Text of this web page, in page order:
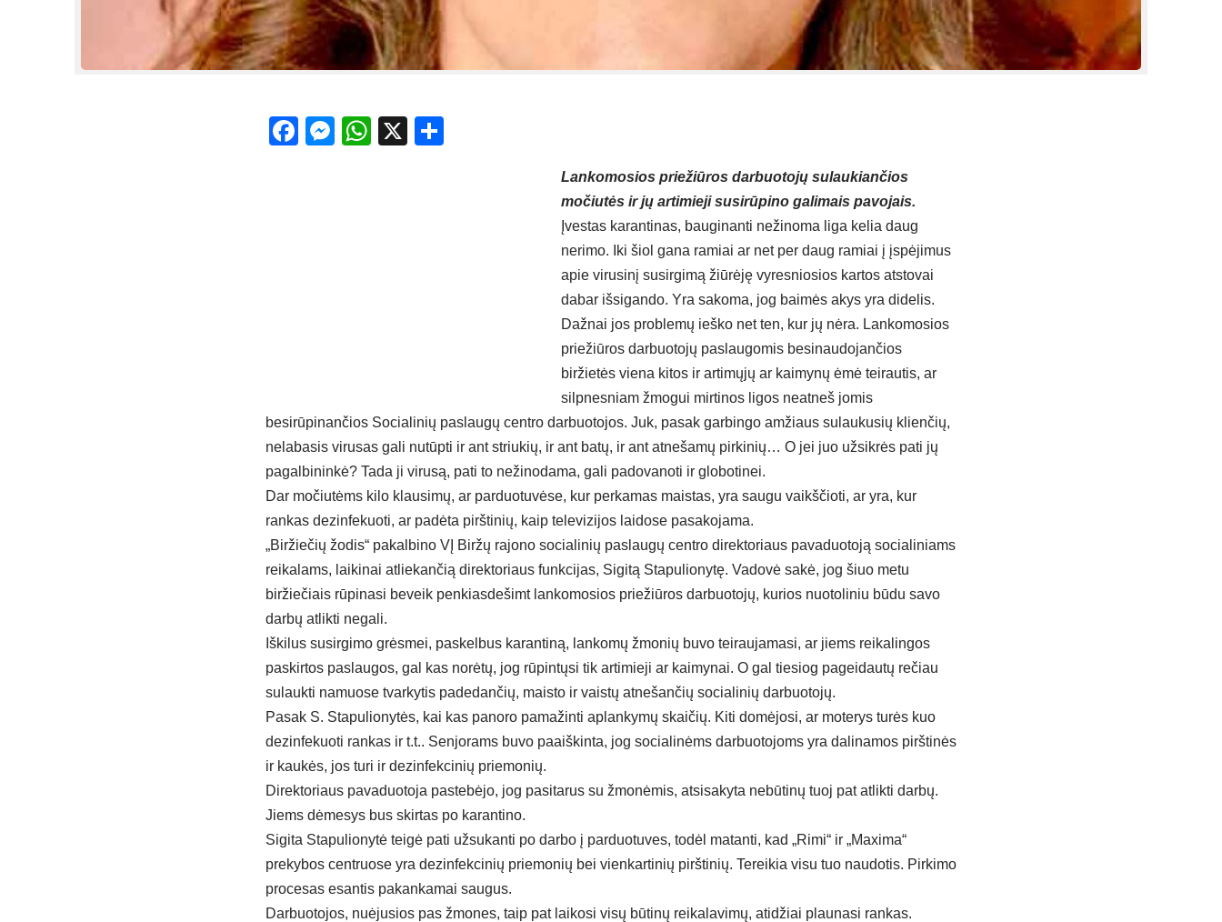
Facebook
Messenger
WhatsApp
X
Lankomosios priežiūros darbuotojų sulaukiančios
močiutės ir jų artimieji susirūpino galimais pavojais.
Įvestas karantinas, bauginanti nežinoma liga kelia daug
nerimo. Iki šiol gana ramiai ar net per daug ramiai į įspėjimus
apie virusinį susirgimą žiūrėję vyresniosios kartos atstovai
dabar išsigando. Yra sakoma, jog baimės akys yra didelis.
Dažnai jos problemų ieško net ten, kur jų nėra. Lankomosios
priežiūros darbuotojų paslaugomis besinaudojančios
biržietės viena kitos ir artimųjų ar kaimynų ėmė teirautis, ar
silpnesniam žmogui mirtinos ligos neatneš jomis
besirūpinančios Socialinių paslaugų centro darbuotojos. Juk, pasak garbingo amžiaus sulaukusių klienčių,
nelabasis virusas gali nutūpti ir ant striukių, ir ant batų, ir ant atnešamų pirkinių… O jei juo užsikrės pati jų
pagalbininkė? Tada ji virusą, pati to nežinodama, gali padovanoti ir globotinei.
Dar močiutėms kilo klausimų, ar parduotuvėse, kur perkamas maistas, yra saugu vaikščioti, ar yra, kur
rankas dezinfekuoti, ar padėta pirštinių, kaip televizijos laidose pasakojama.
„Biržiečių žodis“ pakalbino VĮ Biržų rajono socialinių paslaugų centro direktoriaus pavaduotoją socialiniams
reikalams, laikinai atliekančią direktoriaus funkcijas, Sigitą Stapulionytę. Vadovė sakė, jog šiuo metu
biržiečiais rūpinasi beveik penkiasdešimt lankomosios priežiūros darbuotojų, kurios nuotoliniu būdu savo
darbų atlikti negali.
Iškilus susirgimo grėsmei, paskelbus karantiną, lankomų žmonių buvo teiraujamasi, ar jiems reikalingos
paskirtos paslaugos, gal kas norėtų, jog rūpintųsi tik artimieji ar kaimynai. O gal tiesiog pageidautų rečiau
sulaukti namuose tvarkytis padedančių, maisto ir vaistų atnešančių socialinių darbuotojų.
Pasak S. Stapulionytės, kai kas panoro pamažinti aplankymų skaičių. Kiti domėjosi, ar moterys turės kuo
dezinfekuoti rankas ir t.t.. Senjorams buvo paaiškinta, jog socialinėms darbuotojoms yra dalinamos pirštinės
ir kaukės, jos turi ir dezinfekcinių priemonių.
Direktoriaus pavaduotoja pastebėjo, jog pasitarus su žmonėmis, atsisakyta nebūtinų tuoj pat atlikti darbų.
Jiems dėmesys bus skirtas po karantino.
Sigita Stapulionytė teigė pati užsukanti po darbo į parduotuves, todėl matanti, kad „Rimi“ ir „Maxima“
prekybos centruose yra dezinfekcinių priemonių bei vienkartinių pirštinių. Tereikia visu tuo naudotis. Pirkimo
procesas esantis pakankamai saugus.
Darbuotojos, nuėjusios pas žmones, taip pat laikosi visų būtinų reikalavimų, atidžiai plaunasi rankas.